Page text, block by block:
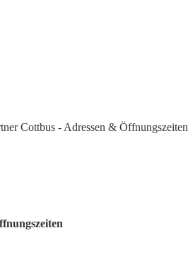
Cottbus - Adressen & Öffnungszeiten